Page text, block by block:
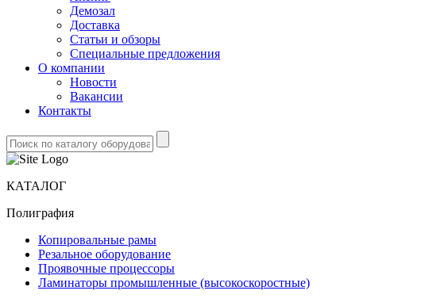
Демозал
Доставка
Статьи и обзоры
Специальные предложения
О компании
Новости
Вакансии
Контакты
КАТАЛОГ
Полиграфия
Копировальные рамы
Резальное оборудование
Проявочные процессоры
Ламинаторы промышленные (высокоскоростные)